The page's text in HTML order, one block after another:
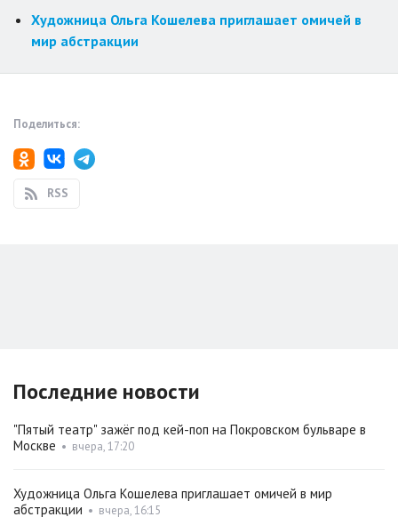
Художница Ольга Кошелева приглашает омичей в
мир абстракции
Поделиться:
RSS
Последние новости
"Пятый театр" зажёг под кей-поп на Покровском бульваре в
Москве • вчера, 17:20
Художница Ольга Кошелева приглашает омичей в мир
абстракции • вчера, 16:15